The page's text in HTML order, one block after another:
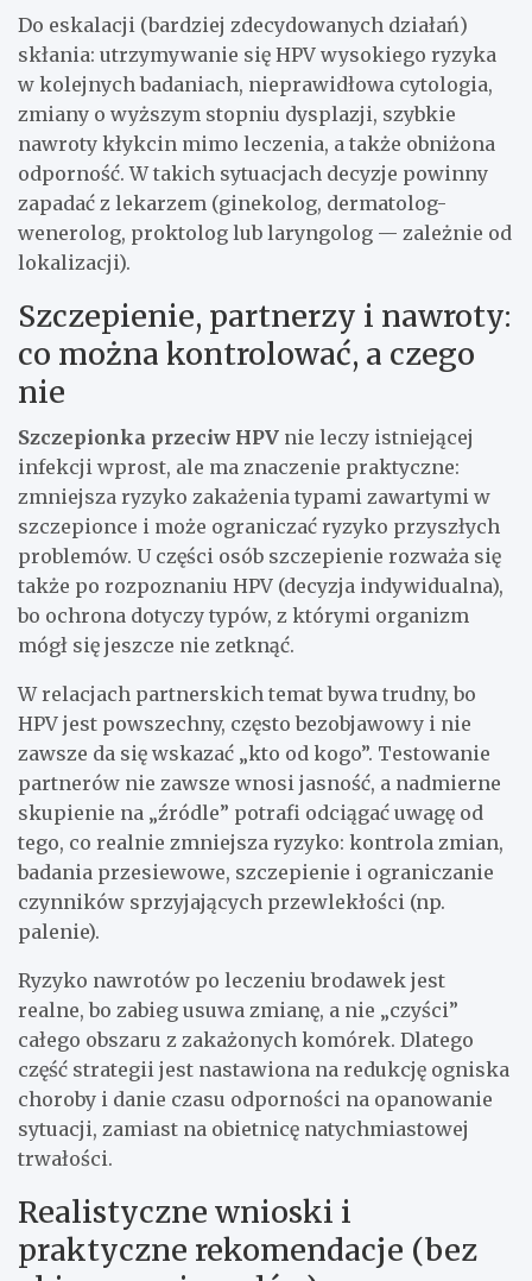
Do eskalacji (bardziej zdecydowanych działań)
skłania: utrzymywanie się HPV wysokiego ryzyka
w kolejnych badaniach, nieprawidłowa cytologia,
zmiany o wyższym stopniu dysplazji, szybkie
nawroty kłykcin mimo leczenia, a także obniżona
odporność. W takich sytuacjach decyzje powinny
zapadać z lekarzem (ginekolog, dermatolog-
wenerolog, proktolog lub laryngolog — zależnie od
lokalizacji).
Szczepienie, partnerzy i nawroty:
co można kontrolować, a czego
nie
Szczepionka przeciw HPV nie leczy istniejącej
infekcji wprost, ale ma znaczenie praktyczne:
zmniejsza ryzyko zakażenia typami zawartymi w
szczepionce i może ograniczać ryzyko przyszłych
problemów. U części osób szczepienie rozważa się
także po rozpoznaniu HPV (decyzja indywidualna),
bo ochrona dotyczy typów, z którymi organizm
mógł się jeszcze nie zetknąć.
W relacjach partnerskich temat bywa trudny, bo
HPV jest powszechny, często bezobjawowy i nie
zawsze da się wskazać „kto od kogo”. Testowanie
partnerów nie zawsze wnosi jasność, a nadmierne
skupienie na „źródle” potrafi odciągać uwagę od
tego, co realnie zmniejsza ryzyko: kontrola zmian,
badania przesiewowe, szczepienie i ograniczanie
czynników sprzyjających przewlekłości (np.
palenie).
Ryzyko nawrotów po leczeniu brodawek jest
realne, bo zabieg usuwa zmianę, a nie „czyści”
całego obszaru z zakażonych komórek. Dlatego
część strategii jest nastawiona na redukcję ogniska
choroby i danie czasu odporności na opanowanie
sytuacji, zamiast na obietnicę natychmiastowej
trwałości.
Realistyczne wnioski i
praktyczne rekomendacje (bez